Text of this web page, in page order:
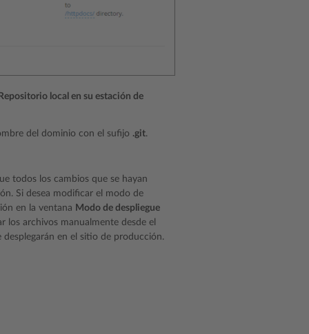
local en su estación de
del dominio con el sufijo .git.
todos los cambios que se hayan
Si desea modificar el modo de
en la ventana Modo de despliegue
los archivos manualmente desde el
desplegarán en el sitio de producción.